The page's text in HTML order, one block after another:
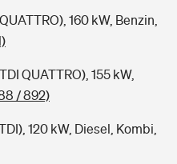
160 kW, Benzin,
QUATTRO), 155 kW,
/ 892)
120 kW, Diesel, Kombi,